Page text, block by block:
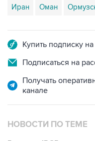
Иран Оман
Купить подписку
Подписаться на
Получать
канале
НОВОСТИ ПО ТЕМЕ